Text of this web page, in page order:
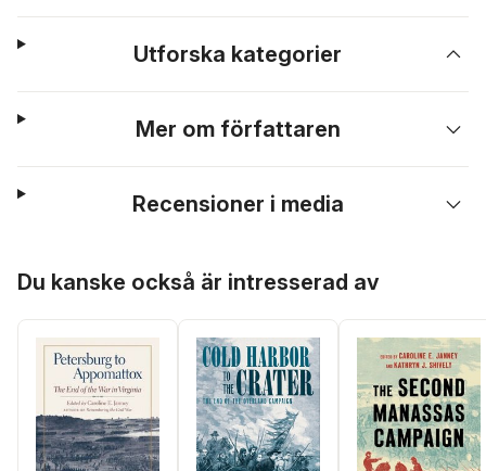
Utforska kategorier
Mer om författaren
Recensioner i media
Du kanske också är intresserad av